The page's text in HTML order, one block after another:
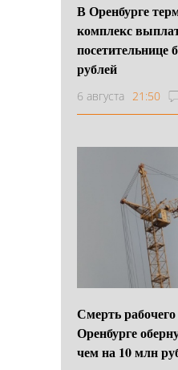
В Оренбурге
комплекс
посетительнице
рублей
6 августа 21:50
Смерть
Оренбурге
чем на 10 млн